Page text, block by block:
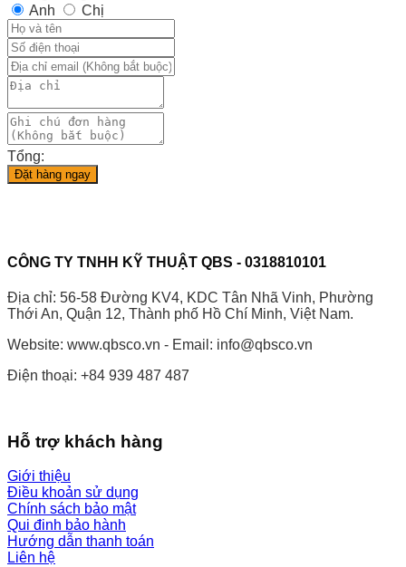
Anh
Chị
Tổng:
Đặt hàng ngay
CÔNG TY TNHH KỸ THUẬT QBS - 0318810101
Địa chỉ: 56-58 Đường KV4, KDC Tân Nhã Vinh, Phường
Thới An, Quận 12, Thành phố Hồ Chí Minh, Việt Nam.
Website: www.qbsco.vn - Email: info@qbsco.vn
Điện thoại: +84 939 487 487
Hỗ trợ khách hàng
Giới thiệu
Điều khoản sử dụng
Chính sách bảo mật
Qui đinh bảo hành
Hướng dẫn thanh toán
Liên hệ